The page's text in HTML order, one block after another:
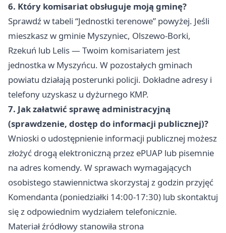
6. Który komisariat obsługuje moją gminę?
Sprawdź w tabeli “Jednostki terenowe” powyżej. Jeśli
mieszkasz w gminie Myszyniec, Olszewo-Borki,
Rzekuń lub Lelis — Twoim komisariatem jest
jednostka w Myszyńcu. W pozostałych gminach
powiatu działają posterunki policji. Dokładne adresy i
telefony uzyskasz u dyżurnego KMP.
7. Jak załatwić sprawę administracyjną
(sprawdzenie, dostęp do informacji publicznej)?
Wnioski o udostępnienie informacji publicznej możesz
złożyć drogą elektroniczną przez ePUAP lub pisemnie
na adres komendy. W sprawach wymagających
osobistego stawiennictwa skorzystaj z godzin przyjęć
Komendanta (poniedziałki 14:00-17:30) lub skontaktuj
się z odpowiednim wydziałem telefonicznie.
Materiał źródłowy stanowiła strona